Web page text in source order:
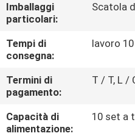
NOTIZIE
RICHIEDA
UNA
CITAZIONE
Imballaggi
particolari:
Scatola
Tempi di
consegna:
lavoro
Termini di
pagamento:
T / T, L /
Capacità di
alimentazione:
10 set a